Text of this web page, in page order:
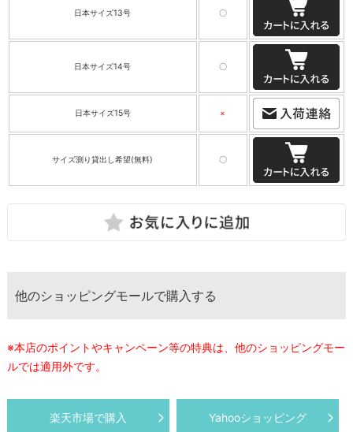
日本サイズ13号 〇
日本サイズ14号 〇
日本サイズ15号 ×
サイズ測り貸出し希望(無料) 〇
他のショッピングモールで購入する
※本店のポイントやキャンペーン等の特典は、他のショッピングモー
ルでは適用外です。
楽天市場で購入 Yahooショッピング